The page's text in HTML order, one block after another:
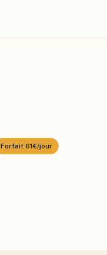
Forfait 61€/jour